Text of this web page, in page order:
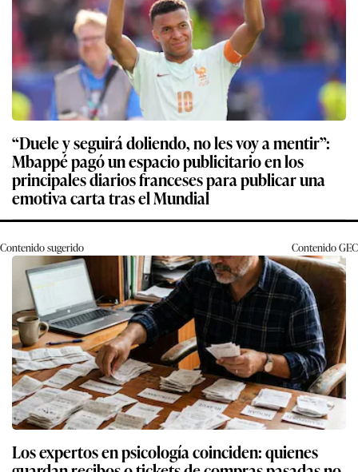
“Duele y seguirá doliendo, no les voy a mentir”:
Mbappé pagó un espacio publicitario en los
principales diarios franceses para publicar una
emotiva carta tras el Mundial
Contenido sugerido ContenidoGEC
Los expertos en psicología coinciden: quienes